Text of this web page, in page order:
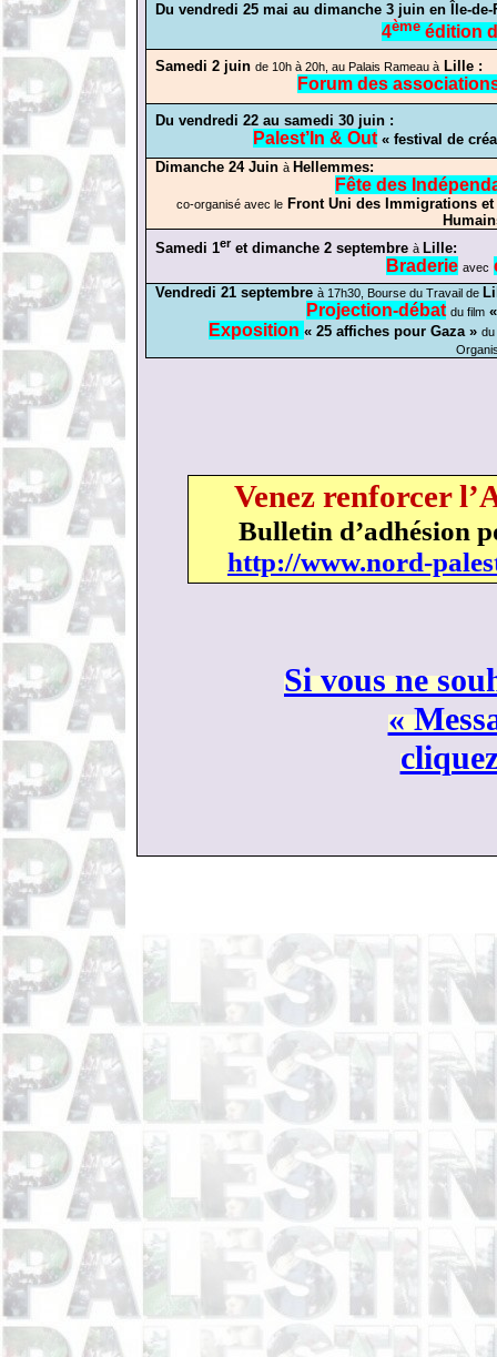
Du vendredi 25 mai au dimanche 3 juin en Île-de-
4ème édition
Samedi 2 juin de 10h à 20h, au Palais Rameau à Lille :
Forum des
Du vendredi 22 au samedi 30 juin :
Palest’In & Out« festival de
Dimanche 24 Juin à Hellemmes:
Fête des
co-organisé avec le Front Uni des Immigrations
Samedi 1er et dimanche 2 septembre à Lille:
Braderie avec
Vendredi 21 septembre à 17h30, Bourse du Travail de
Projection-débat du film
Exposition « 25 affiches pour Gaza »
Venez renforcer
Bulletin d’adhésion
http://www.nord-
Si vous ne
«